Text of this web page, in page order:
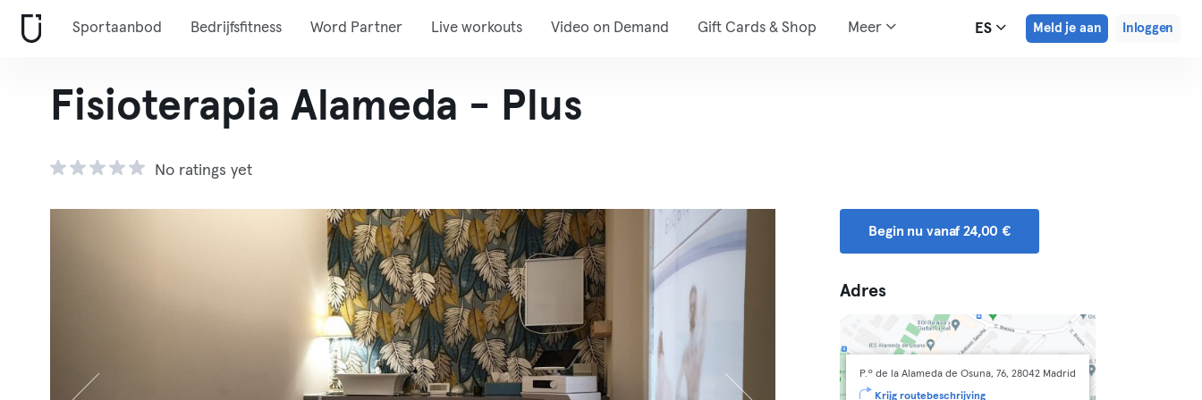
Sportaanbod Bedrijfsfitness Word Partner Live workouts Video on Demand Gift Cards & Shop Meer ES Meld je aan Inloggen
Fisioterapia Alameda - Plus
No ratings yet
Begin nu vanaf 24,00 €
Adres
P.º de la Alameda de Osuna, 76, 28042 Madrid
Krijg routebeschrijving